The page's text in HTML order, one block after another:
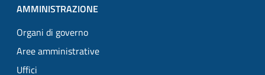
AMMINISTRAZIONE
Organi di governo
Aree amministrative
Uffici